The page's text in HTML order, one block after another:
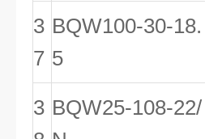
3
7
BQW100-30-18.
5
3 BQW25-108-22/